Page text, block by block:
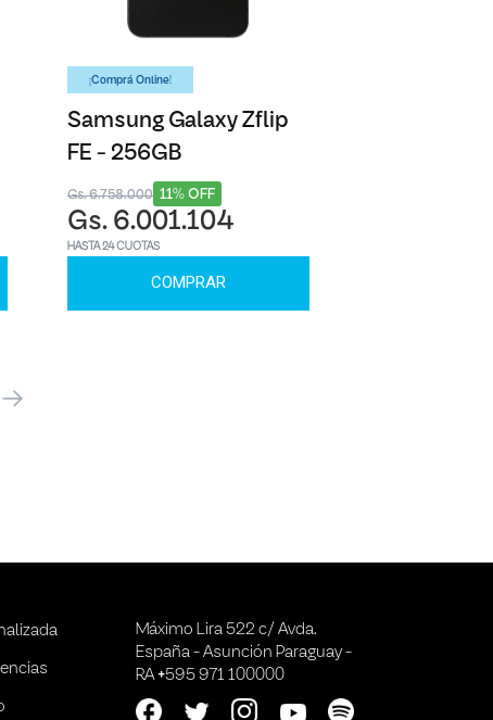
¡Comprá Online!
Samsung Galaxy Zflip
FE - 256GB
11% OFF
Gs. 6.758.000
Gs. 6.001.104
HASTA 24 CUOTAS
COMPRAR
Máximo Lira 522 c/ Avda.
España - Asunción Paraguay -
RA +595 971 100000